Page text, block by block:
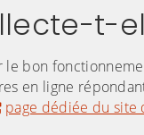
t-
bon
en ligne
page dédiée du site